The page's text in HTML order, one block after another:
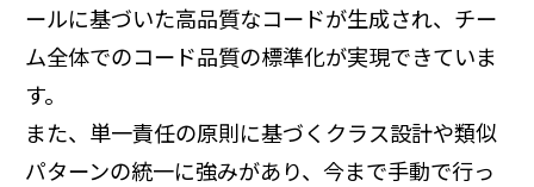
ールに基づいた高品質なコードが生成され、チー
ム全体でのコード品質の標準化が実現できていま
す。
また、単一責任の原則に基づくクラス設計や類似
パターンの統一に強みがあり、今まで手動で行っ